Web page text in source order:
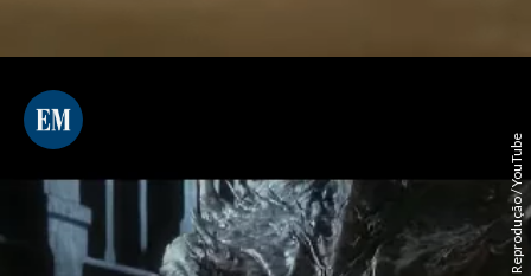
Reprodução / YouTube